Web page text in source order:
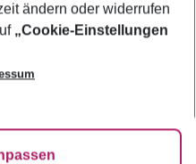
ändern oder widerrufen
„Cookie-Einstellungen